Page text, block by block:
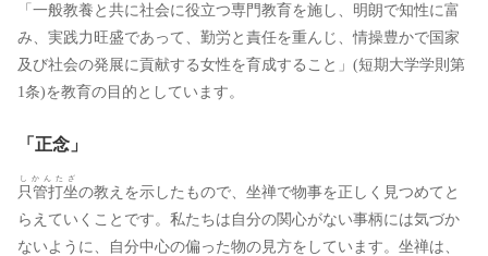
「一般教養と共に社会に役立つ専門教育を施し、明朗で知性に富
み、実践力旺盛であって、勤労と責任を重んじ、情操豊かで国家
及び社会の発展に貢献する女性を育成すること」(短期大学学則第
1条)を教育の目的としています。
「正念」
只管打坐
しかんたざ
の教えを示したもので、坐禅で物事を正しく見つめてと
らえていくことです。私たちは自分の関心がない事柄には気づか
ないように、自分中心の偏った物の見方をしています。坐禅は、